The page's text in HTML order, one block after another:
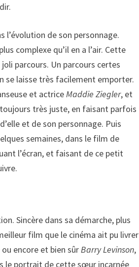
l’évolution de son personnage.
complexe qu’il en a l’air. Cette
parcours. Un parcours certes
se laisse très facilement emporter.
et actriceMaddie Ziegler, et
très juste, en faisant parfois
et de son personnage. Puis
semaines, dans le film de
l’écran, et faisant de ce petit
Sincère dans sa démarche, plus
film que le cinéma ait pu livrer
ou encore et bien sûrBarry Levinson,
le portrait de cette sœur incarnée